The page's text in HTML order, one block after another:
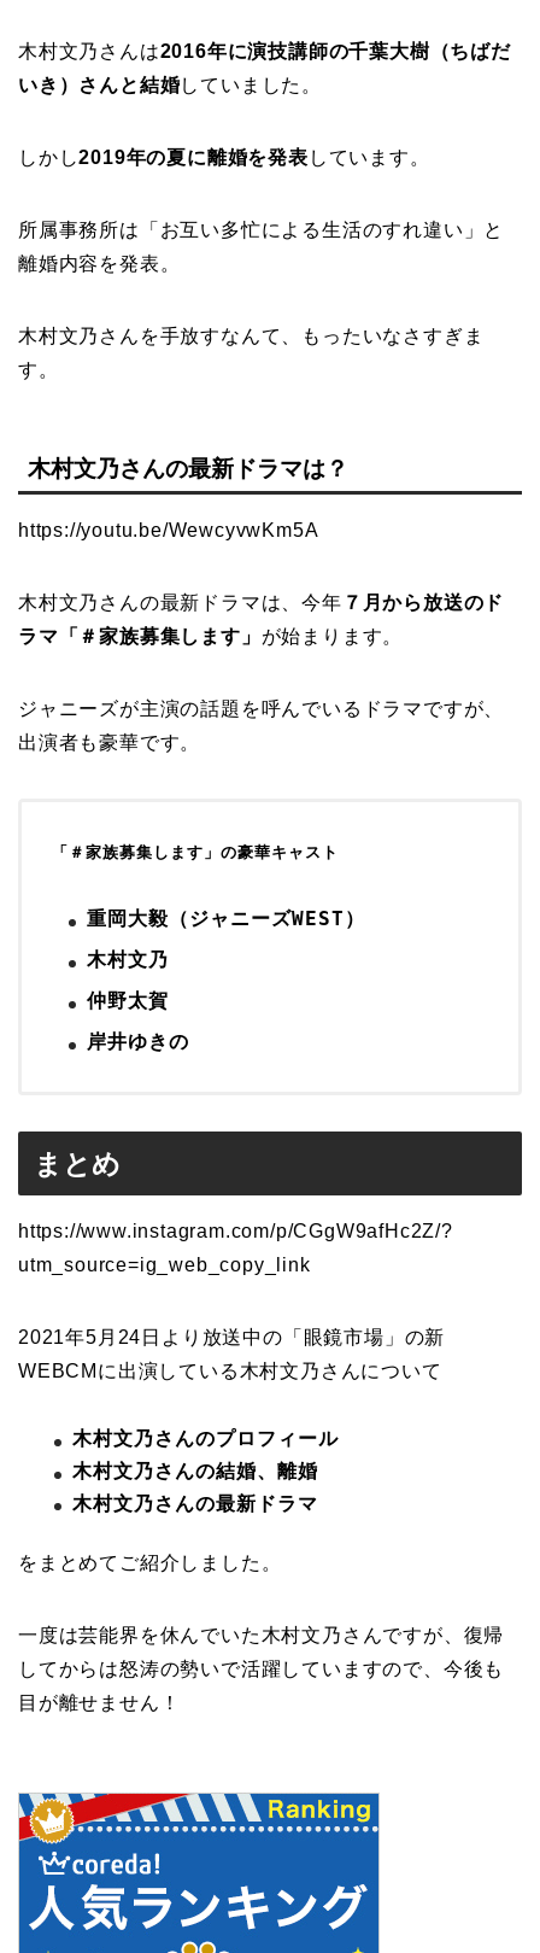
木村文乃さんは2016年に演技講師の千葉大樹（ちばだ
いき）さんと結婚していました。
しかし2019年の夏に離婚を発表 しています。
所属事務所は「お互い多忙による生活のすれ違い」と
離婚内容を発表。
木村文乃さんを手放すなんて、もったいなさすぎま
す。
木村文乃さんの最新ドラマは？
https://youtu.be/WewcyvwKm5A
木村文乃さんの最新ドラマは、今年 ７月から放送のド
ラマ「＃家族募集します」 が始まります。
ジャニーズが主演の話題を呼んでいるドラマですが、
出演者も豪華です。
「＃家族募集します」の豪華キャスト
重岡大毅（ジャニーズWEST）
木村文乃
仲野太賀
岸井ゆきの
まとめ
https://www.instagram.com/p/CGgW9afHc2Z/?
utm_source=ig_web_copy_link
2021年5月24日より放送中の「眼鏡市場」の新
WEBCMに出演している木村文乃さんについて
木村文乃さんのプロフィール
木村文乃さんの結婚、離婚
木村文乃さんの最新ドラマ
をまとめてご紹介しました。
一度は芸能界を休んでいた木村文乃さんですが、復帰
してからは怒涛の勢いで活躍していますので、今後も
目が離せません！